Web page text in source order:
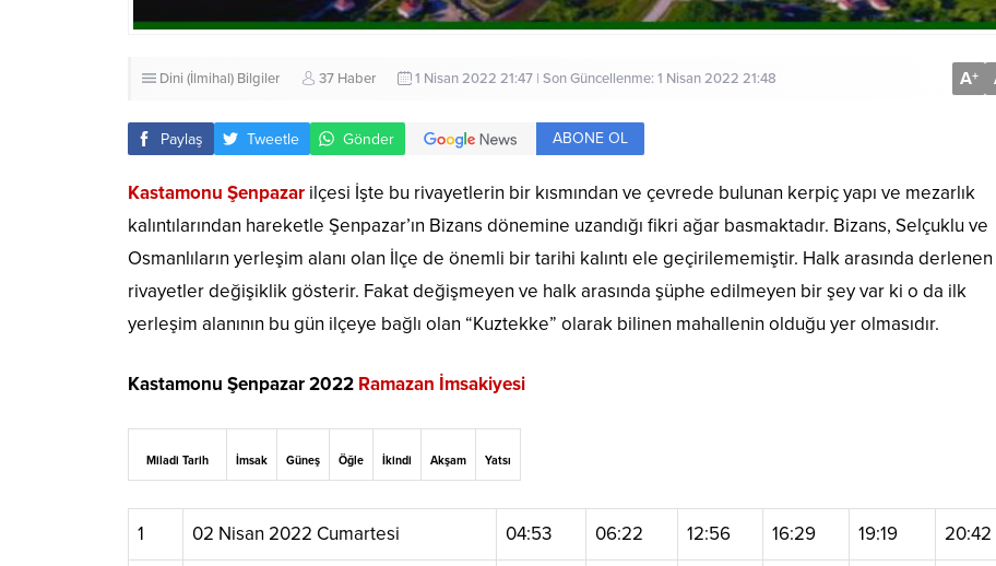
Dini (İlmihal) Bilgiler 37 Haber 1 Nisan 2022 21:47 | Son Güncellenme: 1 Nisan 2022 21:48 A+
Paylaş Tweetle Gönder ABONE OL
Kastamonu Şenpazar ilçesi İşte bu rivayetlerin bir kısmından ve çevrede bulunan kerpiç yapı ve mezarlık
kalıntılarından hareketle Şenpazar’ın Bizans dönemine uzandığı fikri ağar basmaktadır. Bizans, Selçuklu ve
Osmanlıların yerleşim alanı olan İlçe de önemli bir tarihi kalıntı ele geçirilememiştir. Halk arasında derlenen
rivayetler değişiklik gösterir. Fakat değişmeyen ve halk arasında şüphe edilmeyen bir şey var ki o da ilk
yerleşim alanının bu gün ilçeye bağlı olan “Kuztekke” olarak bilinen mahallenin olduğu yer olmasıdır.
Kastamonu Şenpazar 2022 Ramazan İmsakiyesi
Miladi Tarih İmsak Güneş Öğle İkindi Akşam Yatsı
1 02 Nisan 2022 Cumartesi 04:53 06:22 12:56 16:29 19:19 20:42